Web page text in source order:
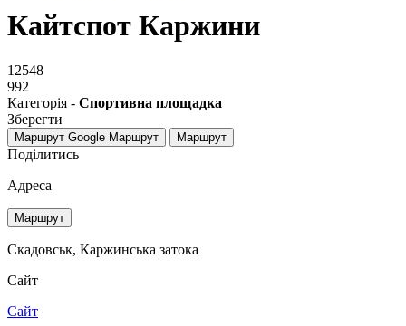
Кайтспот Каржини
12548
992
Категорія - Спортивна площадка
Зберегти
Маршрут Google Маршрут Маршрут
Поділитись
Адреса
Маршрут
Скадовськ, Каржинська затока
Сайт
Сайт